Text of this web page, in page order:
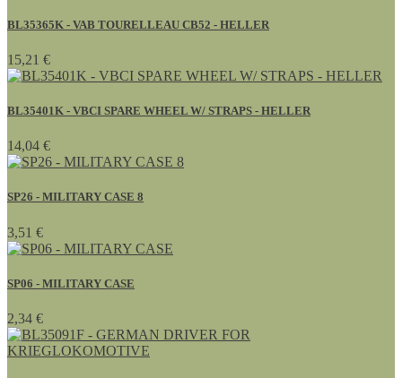
BL35365K - VAB TOURELLEAU CB52 - HELLER
15,21 €
BL35401K - VBCI SPARE WHEEL W/ STRAPS - HELLER
14,04 €
SP26 - MILITARY CASE 8
3,51 €
SP06 - MILITARY CASE
2,34 €